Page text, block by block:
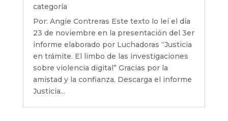
categoría
Por: Angie Contreras Este texto lo leí el día
23 de noviembre en la presentación del 3er
informe elaborado por Luchadoras “Justicia
en trámite. El limbo de las investigaciones
sobre violencia digital” Gracias por la
amistad y la confianza. Descarga el informe
Justicia...